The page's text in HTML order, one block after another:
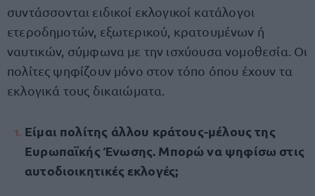
συντάσσονται ειδικοί εκλογικοί κατάλογοι
ετεροδημοτών, εξωτερικού, κρατουμένων ή
ναυτικών, σύμφωνα με την ισχύουσα νομοθεσία. Οι
πολίτες ψηφίζουν μόνο στον τόπο όπου έχουν τα
εκλογικά τους δικαιώματα.
Είμαι πολίτης άλλου κράτους-μέλους της
Ευρωπαϊκής Ένωσης. Μπορώ να ψηφίσω στις
αυτοδιοικητικές εκλογές;